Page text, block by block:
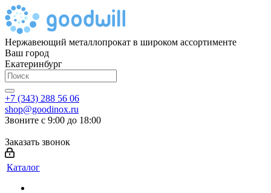
Нержавеющий металлопрокат в широком ассортименте
Ваш город
Екатеринбург
+7 (343) 288 56 06
shop@goodinox.ru
Звоните с 9:00 до 18:00
Заказать звонок
Каталог